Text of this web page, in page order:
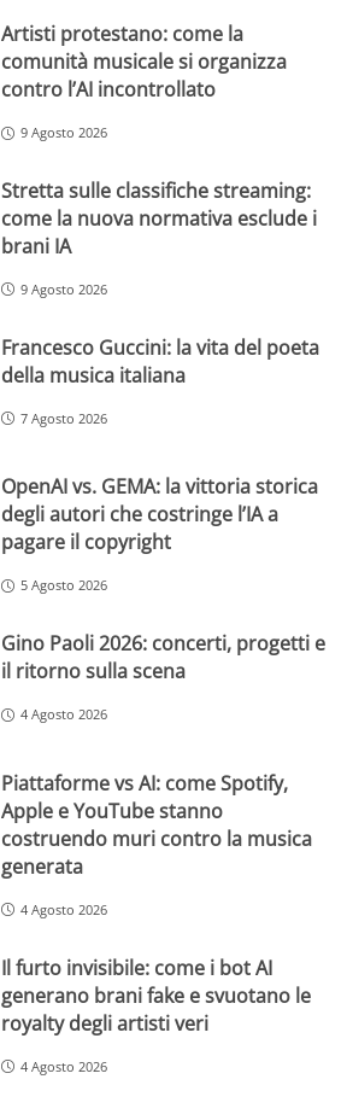
Artisti protestano: come la
comunità musicale si organizza
contro l’AI incontrollato
9 Agosto 2026
Stretta sulle classifiche streaming:
come la nuova normativa esclude i
brani IA
9 Agosto 2026
Francesco Guccini: la vita del poeta
della musica italiana
7 Agosto 2026
OpenAI vs. GEMA: la vittoria storica
degli autori che costringe l’IA a
pagare il copyright
5 Agosto 2026
Gino Paoli 2026: concerti, progetti e
il ritorno sulla scena
4 Agosto 2026
Piattaforme vs AI: come Spotify,
Apple e YouTube stanno
costruendo muri contro la musica
generata
4 Agosto 2026
Il furto invisibile: come i bot AI
generano brani fake e svuotano le
royalty degli artisti veri
4 Agosto 2026